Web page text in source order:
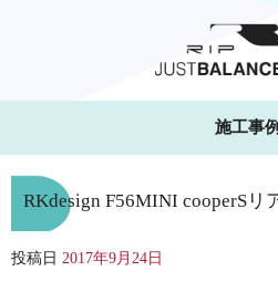
施工事例
RKdesign F56MINI cooperSリ
投稿日 2017年9月24日